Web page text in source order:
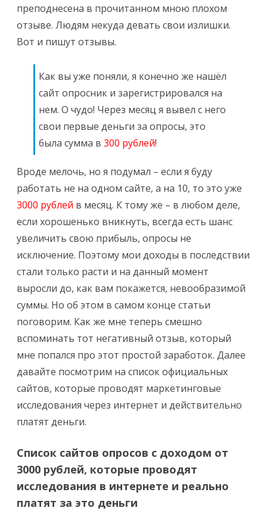
преподнесена в прочитанном мною плохом
отзыве. Людям некуда девать свои излишки.
Вот и пишут отзывы.
Как вы уже поняли, я конечно же нашёл
сайт опросник и зарегистрировался на
нем. О чудо! Через месяц я вывел с него
свои первые деньги за опросы, это
была сумма в 300 рублей!
Вроде мелочь, но я подумал – если я буду
работать не на одном сайте, а на 10, то это уже
3000 рублей в месяц. К тому же – в любом деле,
если хорошенько вникнуть, всегда есть шанс
увеличить свою прибыль, опросы не
исключение. Поэтому мои доходы в последствии
стали только расти и на данный момент
выросли до, как вам покажется, невообразимой
суммы. Но об этом в самом конце статьи
поговорим. Как же мне теперь смешно
вспоминать тот негативный отзыв, который
мне попался про этот простой заработок. Далее
давайте посмотрим на список официальных
сайтов, которые проводят маркетинговые
исследования через интернет и действительно
платят деньги.
Список сайтов опросов с доходом от
3000 рублей, которые проводят
исследования в интернете и реально
платят за это деньги